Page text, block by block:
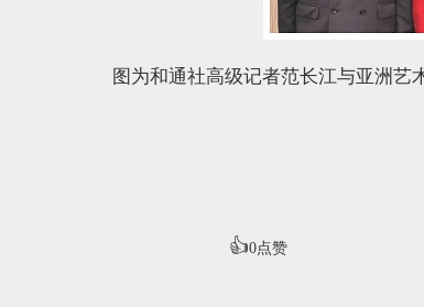
图为和通社高级记者范长江与亚洲艺
👍0点赞